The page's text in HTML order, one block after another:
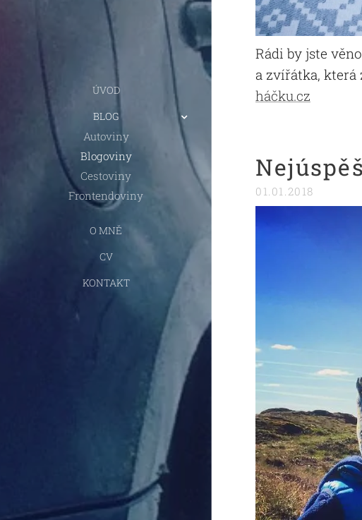
ÚVOD
BLOG
Autoviny
Blogoviny
Cestoviny
Frontendoviny
O MNĚ
CV
KONTAKT
Rádi by jste
a zvířátka, která
háčku.cz
01.01.2018